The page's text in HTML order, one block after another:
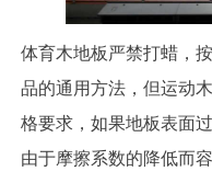
体育木地板严禁打蜡，
品的通用方法，但运动
格要求，如果地板表面
由于摩擦系数的降低而